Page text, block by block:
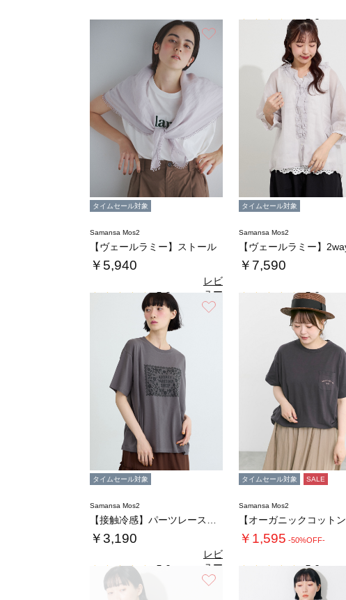
5.0（2）
タイムセール対象
Samansa Mos2
【ヴェールラミー】ストール
￥5,940
5.0（1）
レビ
ュー
を見
る
タイムセール対象
Samansa Mos2
￥7,590
5.0（1）
タイムセール対象
Samansa Mos2
￥3,190
5.0
レビ
ュー
を見
る
タイムセール対象 SALE
Samansa Mos2
￥1,595 -50%OFF-
5.0（1）